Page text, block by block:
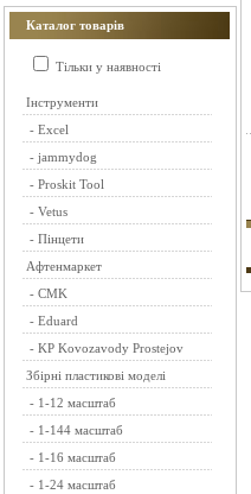
Каталог товарів
Тільки у наявності
Інструменти
- Excel
- jammydog
- Proskit Tool
- Vetus
- Пінцети
Афтенмаркет
- CMK
- Eduard
- KP Kovozavody Prostejov
Збірні пластикові моделі
- 1-12 масштаб
- 1-144 масштаб
- 1-16 масштаб
- 1-24 масштаб